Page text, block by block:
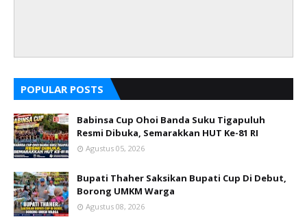
POPULAR POSTS
Babinsa Cup Ohoi Banda Suku Tigapuluh
Resmi Dibuka, Semarakkan HUT Ke-81 RI
Agustus 05, 2026
Bupati Thaher Saksikan Bupati Cup Di Debut,
Borong UMKM Warga
Agustus 08, 2026